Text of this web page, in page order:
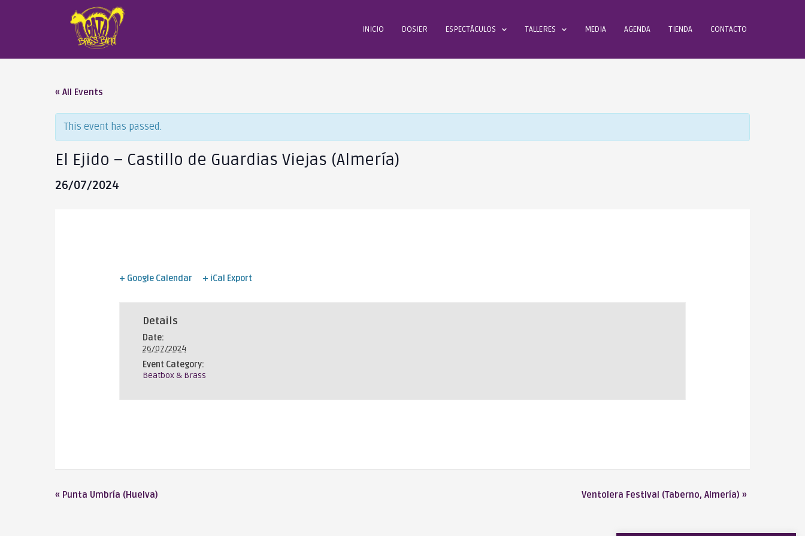
INICIO DOSIER ESPECTÁCULOS TALLERES MEDIA AGENDA TIENDA CONTACTO
« All Events
This event has passed.
El Ejido – Castillo de Guardias Viejas (Almería)
26/07/2024
+ Google Calendar + iCal Export
Details
Date:
26/07/2024
Event Category:
Beatbox & Brass
« Punta Umbría (Huelva) Ventolera Festival (Taberno, Almería) »